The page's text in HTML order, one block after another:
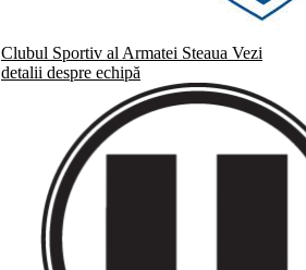
Clubul Sportiv al Armatei Steaua Vezi
detalii despre echipă